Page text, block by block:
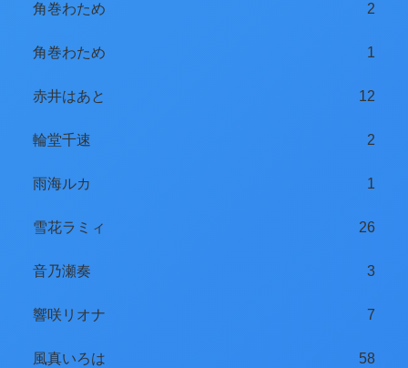
角巻わため 2
角巻わため 1
赤井はあと 12
輪堂千速 2
雨海ルカ 1
雪花ラミィ 26
音乃瀬奏 3
響咲リオナ 7
風真いろは 58